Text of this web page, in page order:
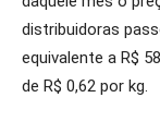
distribuidoras
equivalente a R$
de R$ 0,62 por kg.